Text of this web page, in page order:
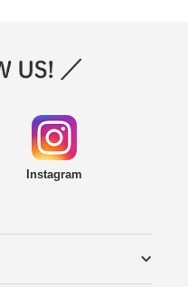
Instagram